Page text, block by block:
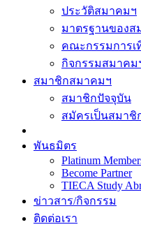
ประวัติสมาคมฯ
มาตรฐานของส
คณะกรรมการเ
กิจกรรมสมาคม
สมาชิกสมาคมฯ
สมาชิกปัจจุบัน
สมัครเป็นสมาชิ
พันธมิตร
Platinum
Become Partner
TIECA Study
ข่าวสาร/กิจกรรม
ติดต่อเรา